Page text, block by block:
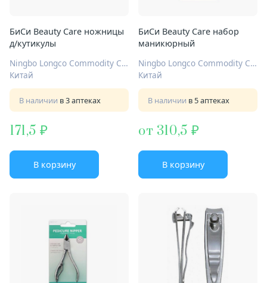
БиСи Beauty Care ножницы
д/кутикулы
Ningbo Longco Commodity Co., LTD.
Китай
В наличии в 3 аптеках
171,5
В корзину
БиСи Beauty Care набор
маникюрный
Ningbo Longco Commodity Co., LTD.
Китай
В наличии в 5 аптеках
от 310,5
В корзину